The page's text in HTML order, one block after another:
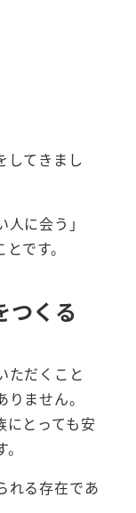
してきまし
に会う」
です。
つくる
ただくこと
ません。
にとっても安
れる存在であ